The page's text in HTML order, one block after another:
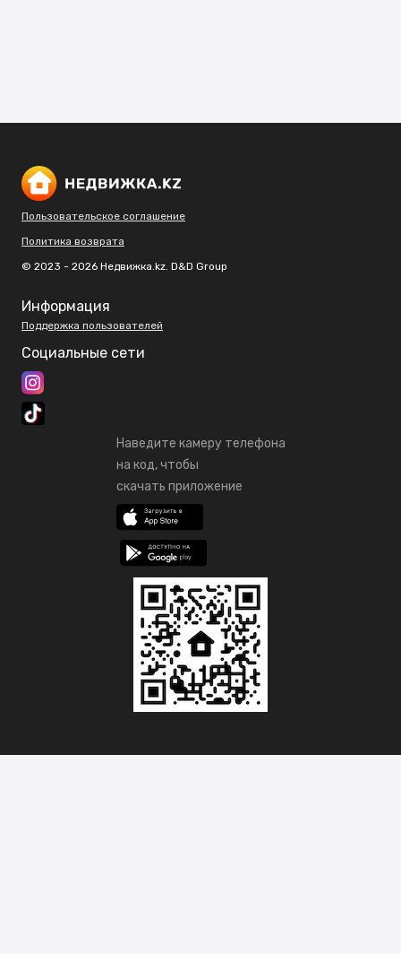
Пользовательское соглашение
Политика возврата
© 2023 - 2026 Недвижка.kz. D&D Group
Информация
Поддержка пользователей
Социальные сети
Наведите камеру телефона
на код, чтобы
скачать приложение